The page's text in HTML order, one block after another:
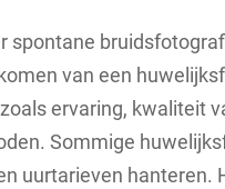
spontane
van een
ervaring, kwaliteit
Sommige
uurtarieven hanteren.